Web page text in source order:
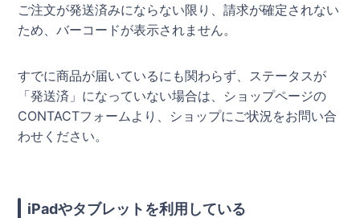
ご注文が発送済みにならない限り、請求が確定されない
ため、バーコードが表示されません。
すでに商品が届いているにも関わらず、ステータスが
「発送済」になっていない場合は、ショップページの
CONTACTフォームより、ショップにご状況をお問い合
わせください。
iPadやタブレットを利用している